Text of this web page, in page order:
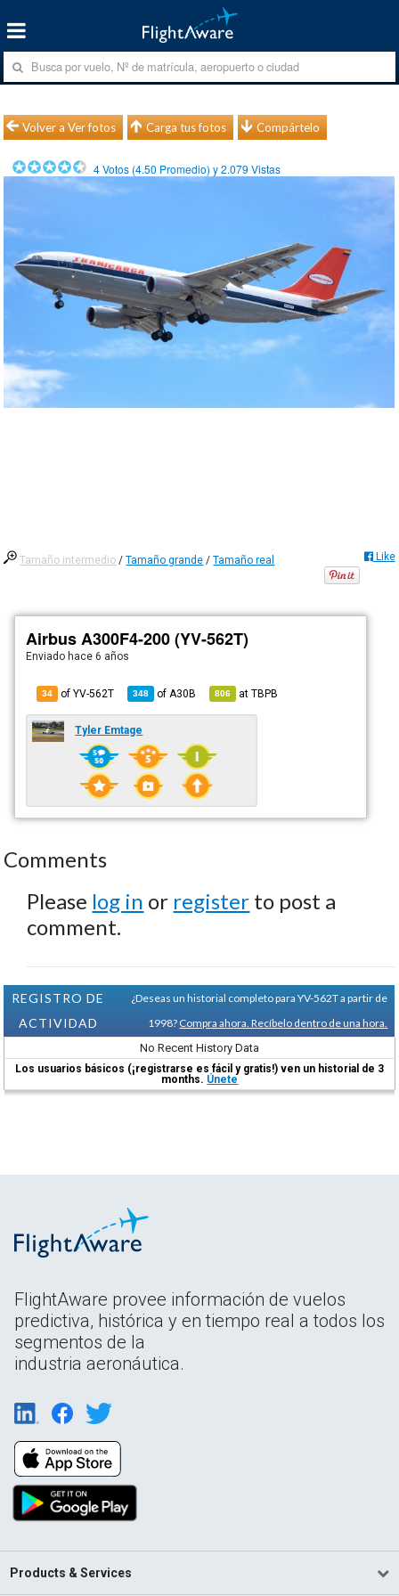
Volver a Ver fotos Carga tus fotos Compártelo
4Votos (4.50 Promedio) y2.079 Vistas
Tamaño intermedio /Tamaño grande /Tamaño real Like
Airbus A300F4-200 (YV-562T)
Enviado hace 6 años
34 of YV-562T 348 of A30B 806 atTBPB
Tyler Emtage
Comments
Please log in or register to post a
comment.
REGISTRO DE
ACTIVIDAD
¿Deseas un historial completo para YV-562T a partir de
1998? Compra ahora. Recíbelo dentro de una hora.
No Recent History Data
Los usuarios básicos (¡registrarse es fácil y gratis!) ven un historial de 3
months. Únete
FlightAware provee información de vuelos
predictiva, histórica y en tiempo real a todos los
segmentos de la
industria aeronáutica.
Products & Services